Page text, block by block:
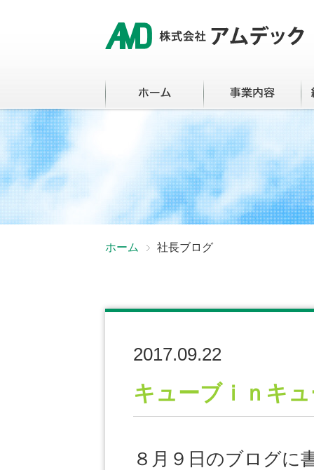
ホーム 社長ブログ
2017.09.22
キューブｉｎキ
８月９日のブログに